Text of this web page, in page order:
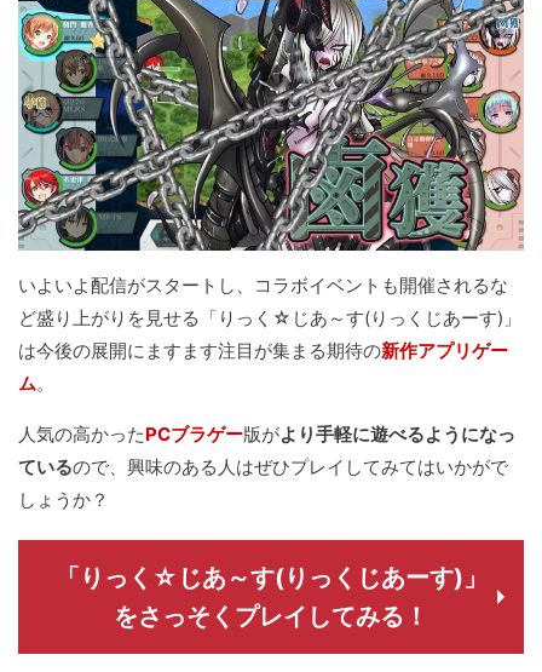
いよいよ配信がスタートし、コラボイベントも開催されるな
ど盛り上がりを見せる「りっく☆じあ～す(りっくじあーす)」
は今後の展開にますます注目が集まる期待の新作アプリゲー
ム。
人気の高かったPCブラゲー版がより手軽に遊べるようになっ
ているので、興味のある人はぜひプレイしてみてはいかがで
しょうか？
「りっく☆じあ～す(りっくじあーす)」
をさっそくプレイしてみる！